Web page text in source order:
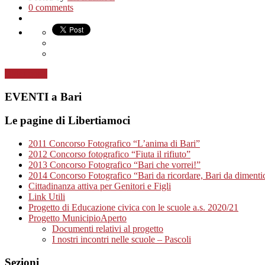
0 comments
EVENTI a Bari
Le pagine di Libertiamoci
2011 Concorso Fotografico “L’anima di Bari”
2012 Concorso fotografico “Fiuta il rifiuto”
2013 Concorso Fotografico “Bari che vorrei!”
2014 Concorso Fotografico “Bari da ricordare, Bari da
Cittadinanza attiva per Genitori e Figli
Link Utili
Progetto di Educazione civica con le scuole a.s. 2020/21
Progetto MunicipioAperto
Documenti relativi al progetto
I nostri incontri nelle scuole – Pascoli
Sezioni